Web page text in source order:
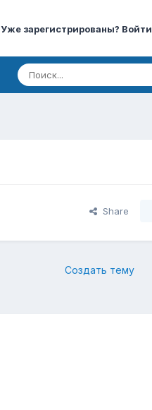
Уже зарегистрированы? Войти
Share
Создать тему